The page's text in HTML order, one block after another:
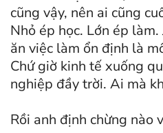
cũng vậy, nên ai cũng
Nhỏ ép học. Lớn ép
ăn việc làm ổn định là
Chứ giờ kinh tế xuống
nghiệp đầy trời. Ai mà
Rồi anh định chừng nào